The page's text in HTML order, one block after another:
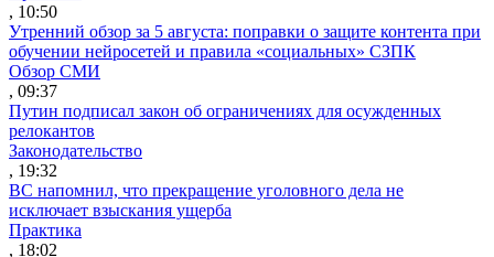
, 10:50
Утренний обзор за 5 августа: поправки о защите контента при
обучении нейросетей и правила «социальных» СЗПК
Обзор СМИ
, 09:37
Путин подписал закон об ограничениях для осужденных
релокантов
Законодательство
, 19:32
ВС напомнил, что прекращение уголовного дела не
исключает взыскания ущерба
Практика
, 18:02